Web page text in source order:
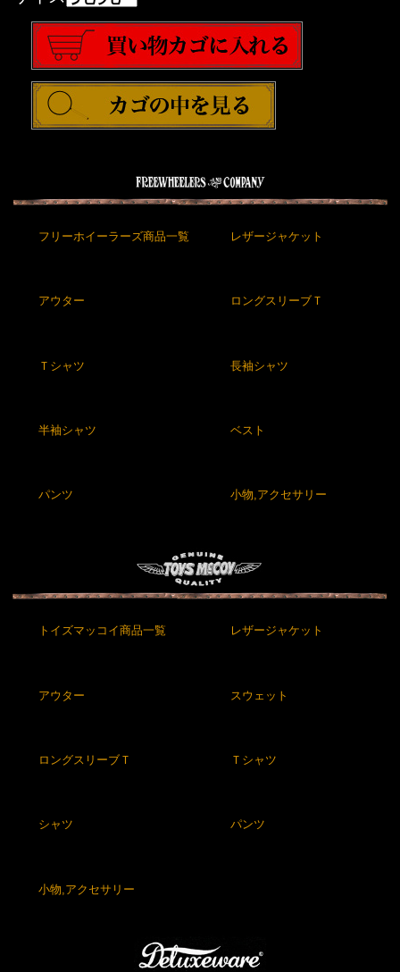
フリーホイーラーズ商品一覧 レザージャケット
アウター ロングスリーブＴ
Ｔシャツ 長袖シャツ
半袖シャツ ベスト
パンツ 小物,アクセサリー
トイズマッコイ商品一覧 レザージャケット
アウター スウェット
ロングスリーブＴ Ｔシャツ
シャツ パンツ
小物,アクセサリー